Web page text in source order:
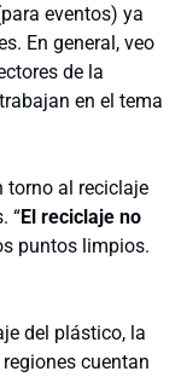
eventos) ya
En general, veo
de la
en el tema
torno al reciclaje
“El reciclaje no
puntos limpios.
del plástico, la
cuentan